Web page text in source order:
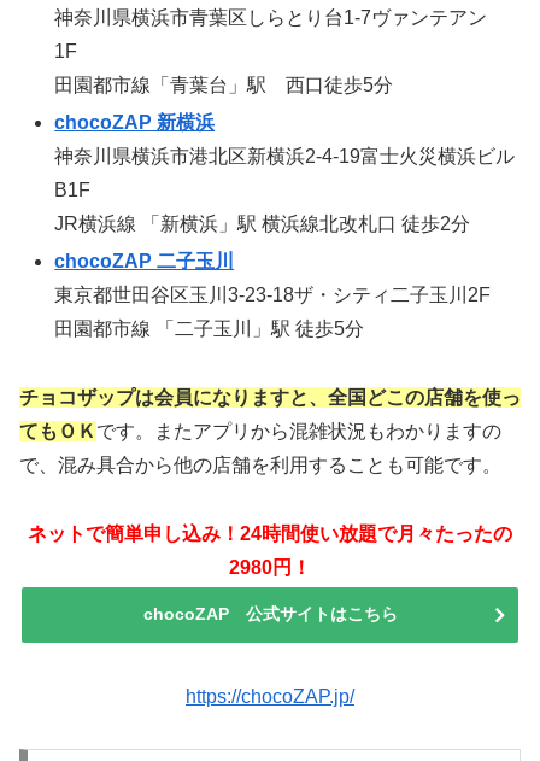
神奈川県横浜市青葉区しらとり台1-7ヴァンテアン
1F
田園都市線「青葉台」駅 西口徒歩5分
chocoZAP 新横浜
神奈川県横浜市港北区新横浜2-4-19富士火災横浜ビル
B1F
JR横浜線 「新横浜」駅 横浜線北改札口 徒歩2分
chocoZAP 二子玉川
東京都世田谷区玉川3-23-18ザ・シティ二子玉川2F
田園都市線 「二子玉川」駅 徒歩5分
チョコザップは会員になりますと、全国どこの店舗を使っ
てもＯＫ です。またアプリから混雑状況もわかりますの
で、混み具合から他の店舗を利用することも可能です。
ネットで簡単申し込み！24時間使い放題で月々たったの
2980円！
chocoZAP 公式サイトはこちら
https://chocoZAP.jp/